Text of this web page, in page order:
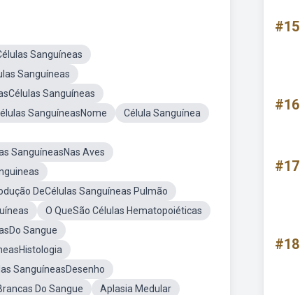
Sanguíneas
Sanguíneas
Sanguíneas
SanguíneasNome
Célula Sanguínea
SanguíneasNas Aves
DeCélulas Sanguíneas Pulmão
O QueSão Células Hematopoiéticas
Sangue
SanguíneasDesenho
Do Sangue
Aplasia Medular
#15
#16
#17
#18